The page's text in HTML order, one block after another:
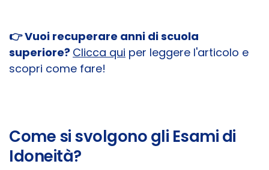
👉 Vuoi recuperare anni di scuola
superiore? Clicca qui per leggere l'articolo e
scopri come fare!
Come si svolgono gli Esami di
Idoneità?